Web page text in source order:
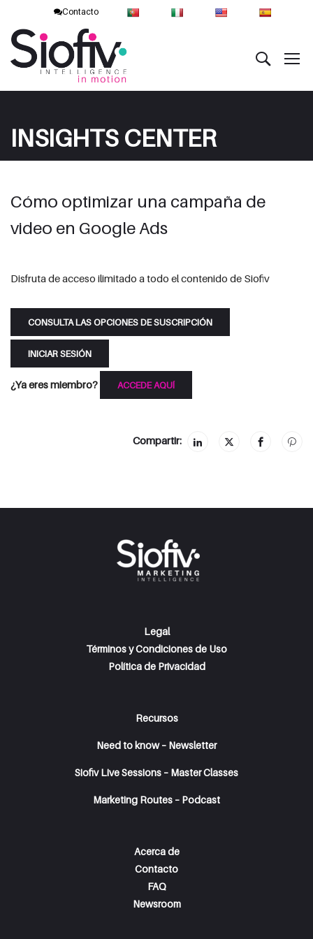
Contacto
INSIGHTS CENTER
Cómo optimizar una campaña de
video en Google Ads
Disfruta de acceso ilimitado a todo el contenido de Siofiv
CONSULTA LAS OPCIONES DE SUSCRIPCIÓN
INICIAR SESIÓN
¿Ya eres miembro? ACCEDE AQUÍ
Compartir:
Legal
Términos y Condiciones de Uso
Política de Privacidad
Recursos
Need to know – Newsletter
Siofiv Live Sessions – Master Classes
Marketing Routes – Podcast
Acerca de
Contacto
FAQ
Newsroom